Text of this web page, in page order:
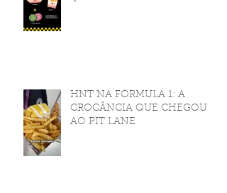
HNT NA FÓRMULA 1: A
CROCÂNCIA QUE CHEGOU
AO PIT LANE